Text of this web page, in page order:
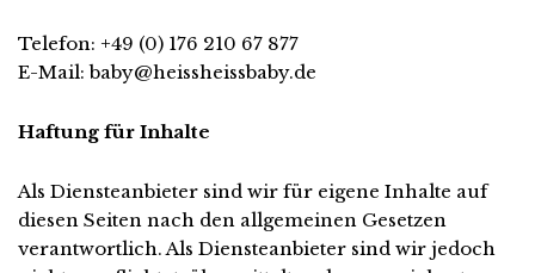
Telefon: +49 (0) 176 210 67 877
E-Mail: baby@heissheissbaby.de
Haftung für Inhalte
Als Diensteanbieter sind wir für eigene Inhalte auf
diesen Seiten nach den allgemeinen Gesetzen
verantwortlich. Als Diensteanbieter sind wir jedoch